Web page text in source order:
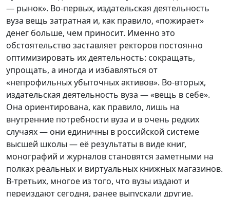
— рынок». Во-первых, издательская деятельность
вуза вещь затратная и, как правило, «пожирает»
денег больше, чем приносит. Именно это
обстоятельство заставляет ректоров постоянно
оптимизировать их деятельность: сокращать,
упрощать, а иногда и избавляться от
«непрофильных убыточных активов». Во-вторых,
издательская деятельность вуза — «вещь в себе».
Она ориентирована, как правило, лишь на
внутренние потребности вуза и в очень редких
случаях — они единичны в российской системе
высшей школы — её результаты в виде книг,
монографий и журналов становятся заметными на
полках реальных и виртуальных книжных магазинов.
В-третьих, многое из того, что вузы издают и
переиздают сегодня, ранее выпускали другие.